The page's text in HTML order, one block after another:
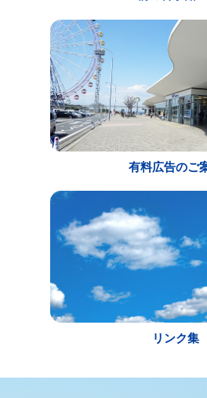
有料広告のご
リンク集